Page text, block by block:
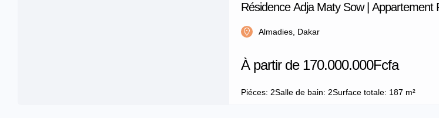
Piéces: 2Salle de bain: 2Surface totale: 187 m²
Résidence Adja Maty Sow | Appartement
Almadies, Dakar
À partir de 170.000.000Fcfa